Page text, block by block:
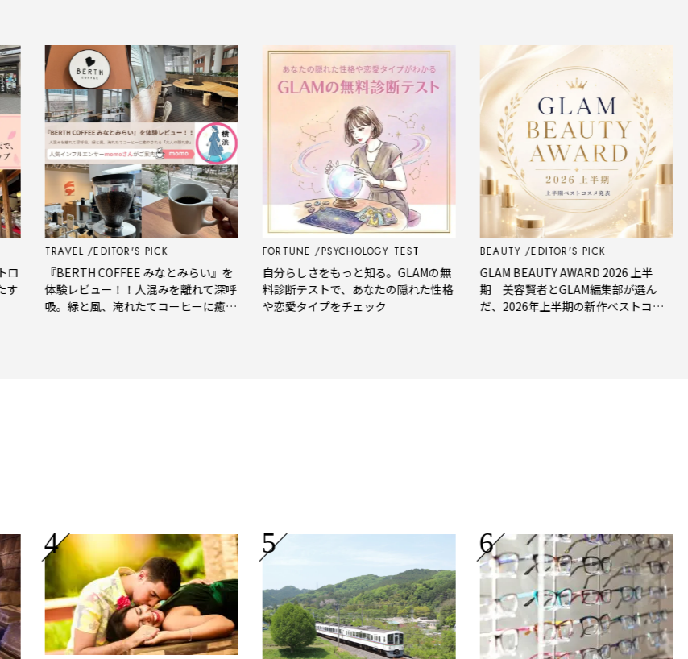
TRAVEL EDITOR'S PICK
『BERTH COFFEE みなとみらい』を
体験レビュー！！人混みを離れて深呼
吸。緑と風、淹れたてコーヒーに癒や
FORTUNE PSYCHOLOGY TEST
自分らしさをもっと知る。GLAMの無
料診断テストで、あなたの隠れた性格
や恋愛タイプをチェック
BEAUTY EDITOR'S PICK
GLAM BEAUTY AWARD 2026 上半
期 美容賢者とGLAM編集部が選ん
だ、2026年上半期の新作ベストコス